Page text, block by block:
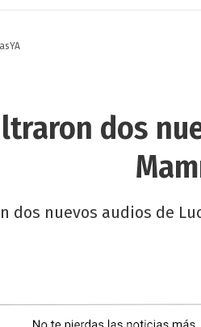
dos
dos nuevos audios de